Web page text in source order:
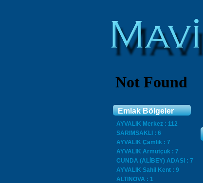
Emlak Bölgeler
AYVALIK Merkez : 112
SARIMSAKLI : 6
AYVALIK Çamlik : 7
AYVALIK Armutçuk : 7
CUNDA (ALİBEY) ADASI : 7
AYVALIK Sahil Kent : 9
ALTINOVA : 1